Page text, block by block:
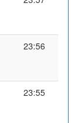
23:56
23:55